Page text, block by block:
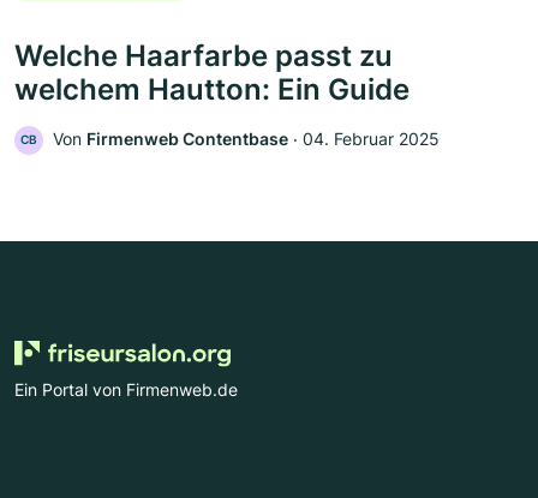
Welche Haarfarbe passt zu
welchem Hautton: Ein Guide
CB Von Firmenweb Contentbase ‧ 04. Februar 2025
Ein Portal von Firmenweb.de